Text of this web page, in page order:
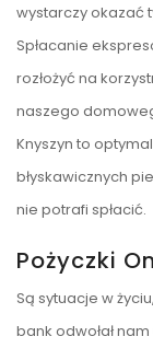
wystarczy okazać
Spłacanie
rozłożyć na
naszego
Knyszyn to
błyskawicznych
nie potrafi spłacić.
Pożyczki
Są sytuacje w
bank odwołał